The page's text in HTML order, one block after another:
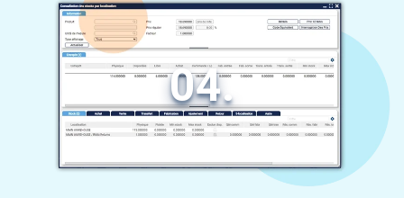
04.